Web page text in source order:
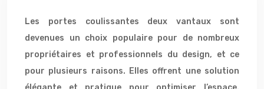
Les portes coulissantes deux vantaux sont
devenues un choix populaire pour de nombreux
propriétaires et professionnels du design, et ce
pour plusieurs raisons. Elles offrent une solution